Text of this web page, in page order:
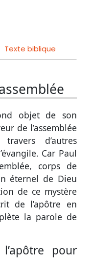
Texte biblique
objet de son
de l’assemblée
d’autres
Car Paul
corps de
éternel de Dieu
de ce mystère
de l’apôtre en
la parole de
pour